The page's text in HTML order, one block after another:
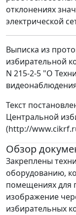
отклонениях
электрической
Выписка из
избирательной
N 215-2-5 "О
Текст
Центральной
(http://
Обзор
Закреплены
оборудованию,
помещениях для
изображение
избирательных